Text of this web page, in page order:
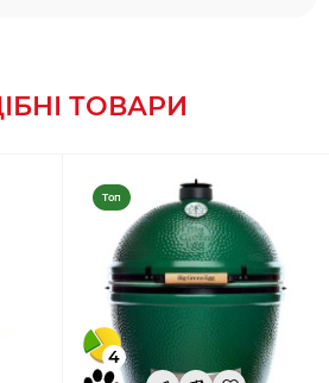
ТОВАРИ
4
Топ